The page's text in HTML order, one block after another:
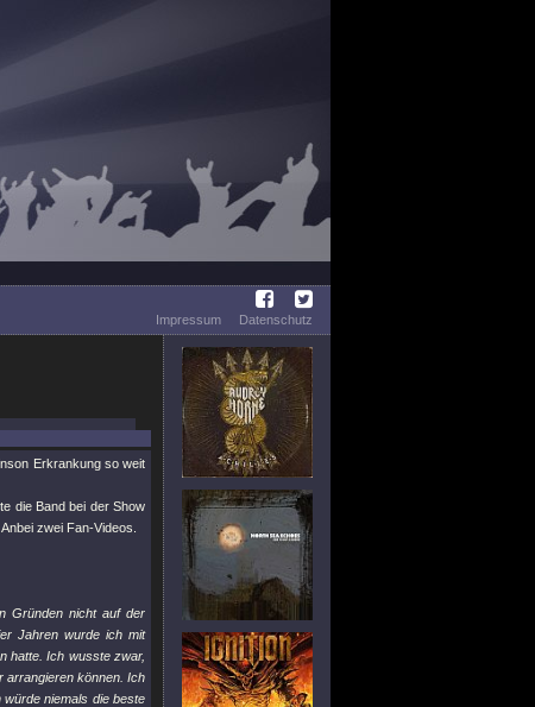
Impressum
Datenschutz
Erkrankung so weit
die Band bei der Show
zwei Fan-Videos.
Gründen nicht auf der
Jahren wurde ich mit
hatte. Ich wusste zwar,
arrangieren können. Ich
niemals die beste